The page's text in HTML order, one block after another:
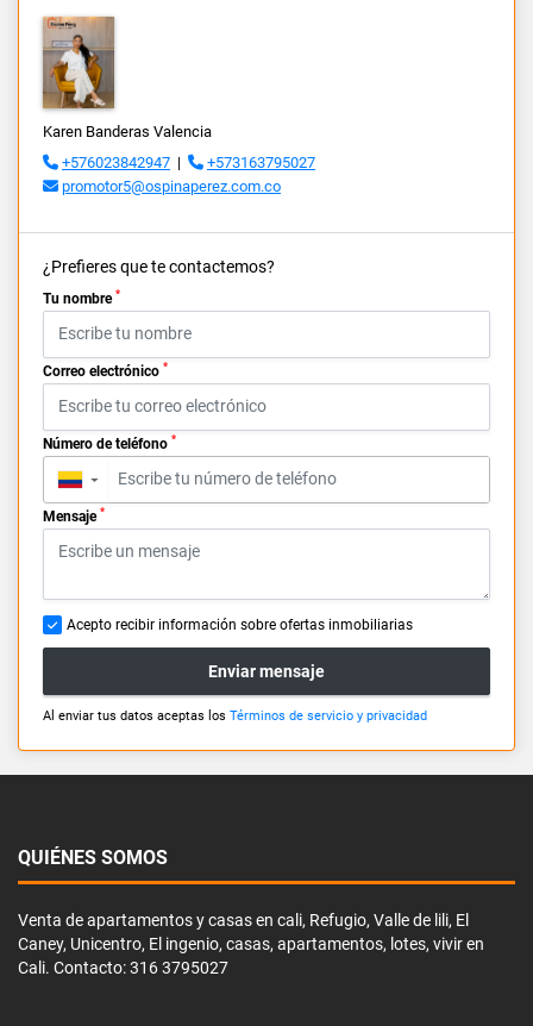
Karen Banderas Valencia
+576023842947 |
+573163795027
promotor5@ospinaperez.com.co
¿Prefieres que te contactemos?
Tu nombre *
Correo electrónico *
Número de teléfono *
▼
Mensaje *
Acepto recibir información sobre ofertas inmobiliarias
Enviar mensaje
Al enviar tus datos aceptas los Términos de servicio y privacidad
QUIÉNES SOMOS
Venta de apartamentos y casas en cali, Refugio, Valle de lili, El
Caney, Unicentro, El ingenio, casas, apartamentos, lotes, vivir en
Cali. Contacto: 316 3795027